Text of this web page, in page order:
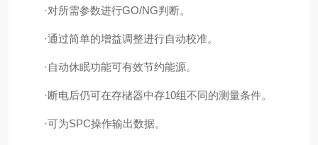
·对所需参数进行GO/NG判断。
·通过简单的增益调整进行自动校准。
·自动休眠功能可有效节约能源。
·断电后仍可在存槠器中存10组不同的测量条件。
·可为SPC操作输出数据。